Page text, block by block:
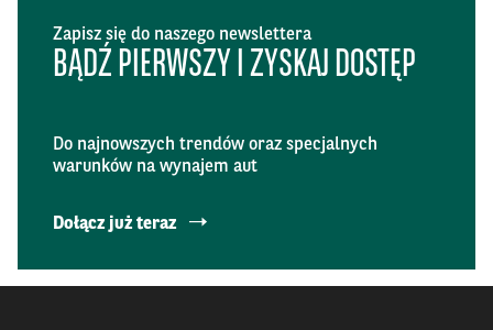
Zapisz się do naszego newslettera
BĄDŹ PIERWSZY I ZYSKAJ DOSTĘP
Do najnowszych trendów oraz specjalnych
warunków na wynajem aut
Dołącz już teraz